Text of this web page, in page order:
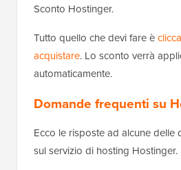
Sconto Hostinger.
Tutto quello che devi fare è
acquistare. Lo sconto verrà
automaticamente.
Domande frequenti su
Ecco le risposte ad alcune delle
sul servizio di hosting Hostinger.